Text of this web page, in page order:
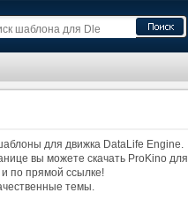
для движка DataLife Engine.
вы можете скачать ProKino для
по прямой ссылке!
темы.